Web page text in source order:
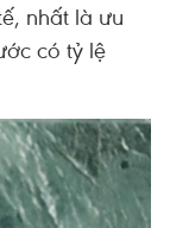
nhất là ưu
có tỷ lệ